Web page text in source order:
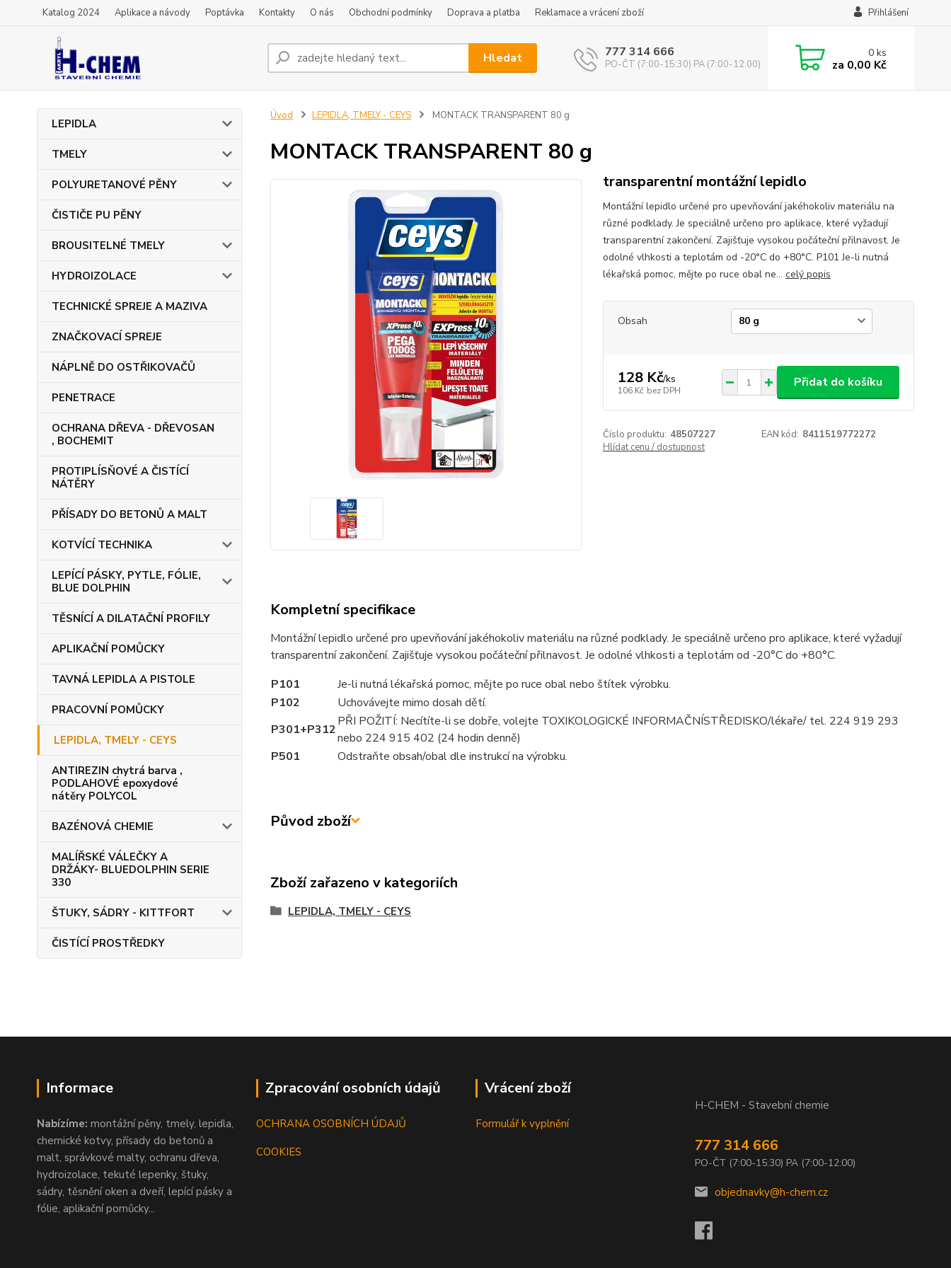
Katalog 2024 Aplikace a návody Poptávka Kontakty O nás Obchodní podmínky Doprava a platba Reklamace a vrácení zboží Přihlášení
Hledat 777 314 666
PO-ČT (7:00-15:30) PA (7:00-12:00)
0ks
za 0,00 Kč
LEPIDLA
TMELY
POLYURETANOVÉ PĚNY
ČISTIČE PU PĚNY
BROUSITELNÉ TMELY
HYDROIZOLACE
TECHNICKÉ SPREJE A MAZIVA
ZNAČKOVACÍ SPREJE
NÁPLNĚ DO OSTŘIKOVAČŮ
PENETRACE
OCHRANA DŘEVA - DŘEVOSAN
, BOCHEMIT
PROTIPLÍSŇOVÉ A ČISTÍCÍ
NÁTĚRY
PŘÍSADY DO BETONŮ A MALT
KOTVÍCÍ TECHNIKA
LEPÍCÍ PÁSKY, PYTLE, FÓLIE,
BLUE DOLPHIN
TĚSNÍCÍ A DILATAČNÍ PROFILY
APLIKAČNÍ POMŮCKY
TAVNÁ LEPIDLA A PISTOLE
PRACOVNÍ POMŮCKY
LEPIDLA, TMELY - CEYS
ANTIREZIN chytrá barva ,
PODLAHOVÉ epoxydové
nátěry POLYCOL
BAZÉNOVÁ CHEMIE
MALÍŘSKÉ VÁLEČKY A
DRŽÁKY- BLUEDOLPHIN SERIE
330
ŠTUKY, SÁDRY - KITTFORT
ČISTÍCÍ PROSTŘEDKY
Úvod LEPIDLA, TMELY - CEYS MONTACK TRANSPARENT 80 g
MONTACK TRANSPARENT 80 g
transparentní montážní lepidlo
Montážní lepidlo určené pro upevňování jakéhokoliv materiálu na
různé podklady. Je speciálně určeno pro aplikace, které vyžadují
transparentní zakončení. Zajišťuje vysokou počáteční přilnavost. Je
odolné vlhkosti a teplotám od -20°C do +80°C. P101 Je-li nutná
lékařská pomoc, mějte po ruce obal ne... celý popis
Obsah
128 Kč/ks
106 Kč bez DPH
Přidat do košíku
Číslo produktu: 48507227 EAN kód: 8411519772272
Hlídat cenu / dostupnost
Kompletní specifikace
Montážní lepidlo určené pro upevňování jakéhokoliv materiálu na různé podklady. Je speciálně určeno pro aplikace, které vyžadují
transparentní zakončení. Zajišťuje vysokou počáteční přilnavost. Je odolné vlhkosti a teplotám od -20°C do +80°C.
P101
Je-li nutná lékařská pomoc, mějte po ruce obal nebo štítek výrobku.
P102
Uchovávejte mimo dosah dětí.
P301+P312
PŘI POŽITÍ: Necítíte-li se dobře, volejte TOXIKOLOGICKÉ INFORMAČNÍSTŘEDISKO/lékaře/ tel. 224 919 293
nebo 224 915 402 (24 hodin denně)
P501
Odstraňte obsah/obal dle instrukcí na výrobku.
Původ zboží
Zboží zařazeno v kategoriích
LEPIDLA, TMELY - CEYS
Informace
Nabízíme: montážní pěny, tmely, lepidla,
chemické kotvy, přísady do betonů a
malt, správkové malty, ochranu dřeva,
hydroizolace, tekuté lepenky, štuky,
sádry, těsnění oken a dveří, lepící pásky a
fólie, aplikační pomůcky...
Zpracování osobních údajů
OCHRANA OSOBNÍCH ÚDAJŮ
COOKIES
Vrácení zboží
Formulář k vyplnění
H-CHEM - Stavební chemie
777 314 666
PO-ČT (7:00-15:30) PA (7:00-12:00)
objednavky@h-chem.cz